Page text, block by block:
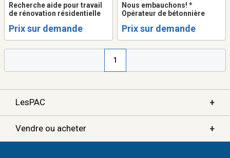
Recherche aide pour travail
de rénovation résidentielle
Prix sur demande
Nous embauchons! *
Opérateur de bétonnière
Prix sur demande
1
LesPAC +
Vendre ou acheter +